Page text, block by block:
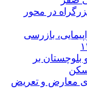
۳۶ کیلومتر بزرگراه در محور
بازرسی
بر
معارض و تعریض